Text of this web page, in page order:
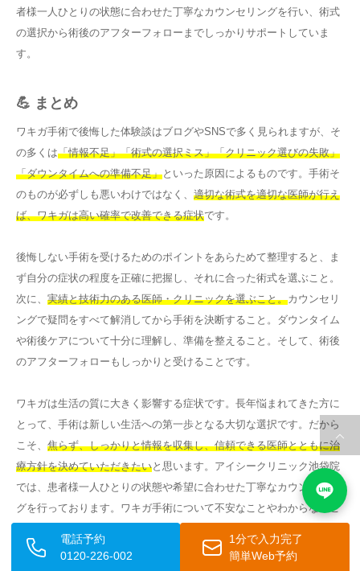
者様一人ひとりの状態に合わせた丁寧なカウンセリングを行い、術式
の選択から術後のアフターフォローまでしっかりサポートしていま
す。
💪 まとめ
ワキガ手術で後悔した体験談はブログやSNSで多く見られますが、そ
の多くは「情報不足」「術式の選択ミス」「クリニック選びの失敗」
「ダウンタイムへの準備不足」といった原因によるものです。手術そ
のものが必ずしも悪いわけではなく、 適切な術式を適切な医師が行え
ば、ワキガは高い確率で改善できる症状です。
後悔しない手術を受けるためのポイントをあらためて整理すると、ま
ず自分の症状の程度を正確に把握し、それに合った術式を選ぶこと。
次に、 実績と技術力のある医師・クリニックを選ぶこと。カウンセリ
ングで疑問をすべて解消してから手術を決断すること。ダウンタイム
や術後ケアについて十分に理解し、準備を整えること。そして、術後
のアフターフォローもしっかりと受けることです。
ワキガは生活の質に大きく影響する症状です。長年悩まれてきた方に
とって、手術は新しい生活への第一歩となる大切な選択です。だから
こそ、 焦らず、しっかりと情報を収集し、信頼できる医師とともに治
療方針を決めていただきたいと思います。アイシークリニック池袋院
では、患者様一人ひとりの状態や希望に合わせた丁寧なカウンセリン
グを行っております。ワキガ手術について不安なことやわからないこ
とがあれば、まずはお気軽にご相談ください。
電話予約
0120-226-002
1分で入力完了
簡単Web予約